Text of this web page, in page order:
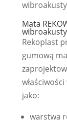
Mata
Rekoplast
gumową
jako:
warstwa